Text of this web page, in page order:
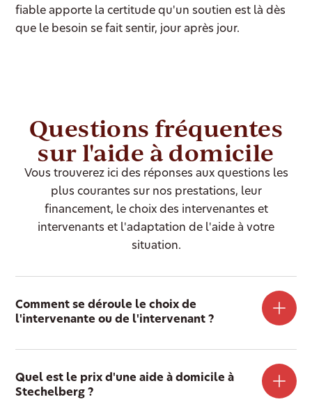
fiable apporte la certitude qu'un soutien est là dès
que le besoin se fait sentir, jour après jour.
Questions fréquentes
sur l'aide à domicile
Vous trouverez ici des réponses aux questions les
plus courantes sur nos prestations, leur
financement, le choix des intervenantes et
intervenants et l'adaptation de l'aide à votre
situation.
Comment se déroule le choix de
l'intervenante ou de l'intervenant ?
Quel est le prix d'une aide à domicile à
Stechelberg ?